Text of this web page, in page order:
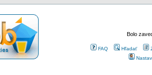
Bolo
FAQ Hľadať